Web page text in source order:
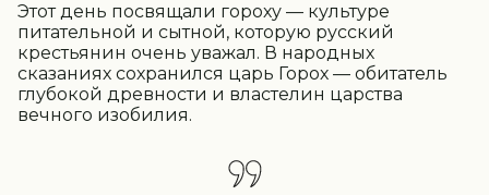
Этот день посвящали гороху — культуре
питательной и сытной, которую русский
крестьянин очень уважал. В народных
сказаниях сохранился царь Горох — обитатель
глубокой древности и властелин царства
вечного изобилия.